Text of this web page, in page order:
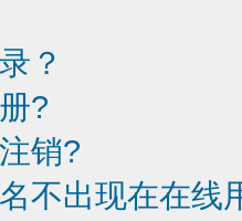
？
?
销?
不出现在在线